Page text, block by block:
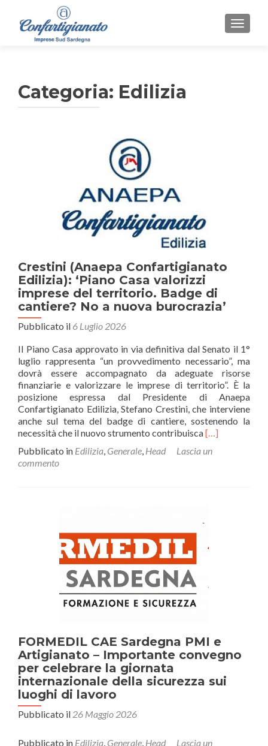
Categoria: Edilizia
Crestini (Anaepa Confartigianato
Edilizia): ‘Piano Casa valorizzi
imprese del territorio. Badge di
cantiere? No a nuova burocrazia’
Pubblicato il 6 Luglio 2026
Il Piano Casa approvato in via definitiva dal Senato il 1°
luglio rappresenta “un provvedimento necessario”, ma
dovrà essere accompagnato da adeguate risorse
finanziarie e valorizzare le imprese di territorio”. È la
posizione espressa dal Presidente di Anaepa
Confartigianato Edilizia, Stefano Crestini, che interviene
anche sul tema del badge di cantiere, sostenendo la
necessità che il nuovo strumento contribuiscaLeggi
piùCrestini
del
di
nuova
burocrazia’
[…]
Pubblicato in Edilizia, Generale, Head
Lascia un
commento
FORMEDIL CAE Sardegna PMI e
Artigianato – Importante convegno
per celebrare la giornata
internazionale della sicurezza sui
luoghi di lavoro
Pubblicato il 26 Maggio 2026
Pubblicato in Edilizia, Generale, Head
Lascia un
Navigazione